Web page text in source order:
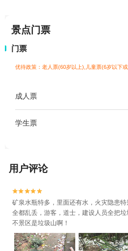
景点门票
门票
优待政策：老人票(60岁以上),儿童票(6岁以下
成人票
学生票
用户评论


矿泉水瓶特多，里面还有水，火灾隐患
全都乱丢，游客，道士，建设人员全把
不景区是垃圾山啊！